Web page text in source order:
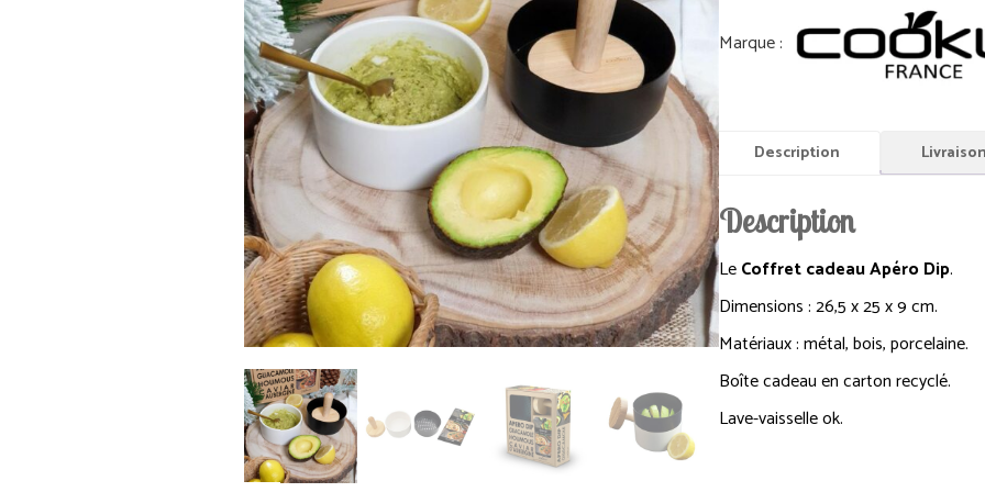
Description
Description
LeCoffret cadeau Apéro Dip.
Dimensions : 26,5 x 25 x 9 cm.
Matériaux : métal, bois, porcelaine.
Boîte cadeau en carton recyclé.
Lave-vaisselle ok.